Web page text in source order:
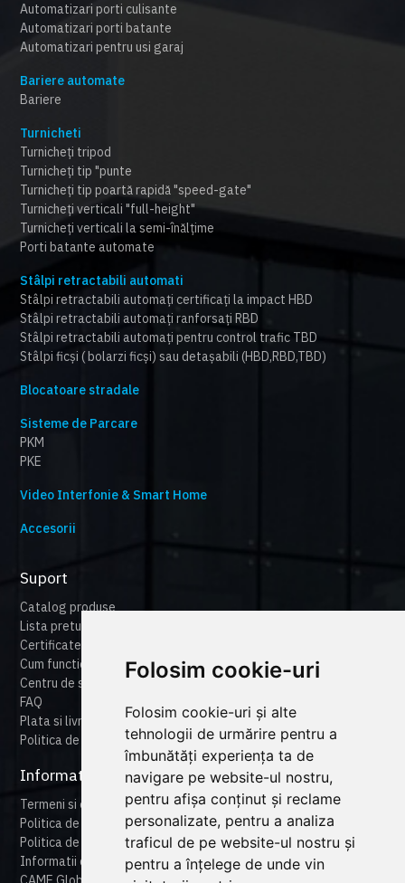
Folosim cookie-uri
Folosim cookie-uri și alte
tehnologii de urmărire pentru a
îmbunătăți experiența ta de
navigare pe website-ul nostru,
pentru afișa conținut și reclame
personalizate, pentru a analiza
traficul de pe website-ul nostru și
pentru a înțelege de unde vin
Automatizari porti culisante
Automatizari porti batante
Automatizari pentru usi garaj
Bariere automate
Bariere
Turnicheti
Turnicheți tripod
Turnicheți tip "punte
Turnicheți tip poartă rapidă "speed-gate"
Turnicheți verticali "full-height"
Turnicheți verticali la semi-înălțime
Porti batante automate
Stâlpi retractabili automati
Stâlpi retractabili automați certificați la impact HBD
Stâlpi retractabili automați ranforsați RBD
Stâlpi retractabili automați pentru control trafic TBD
Stâlpi ficși ( bolarzi ficși) sau detașabili (HBD,RBD,TBD)
Blocatoare stradale
Sisteme de Parcare
PKM
PKE
Video Interfonie & Smart Home
Accesorii
Suport
Catalog produse
Lista preturi
Certificate
Cum functioneaza cameonline
Centru de suport
FAQ
Plata si livrare
Politica de retur
Informatii legale
Termeni si conditii
Politica de confidentialitate
Politica de cookies
Informatii despre produse